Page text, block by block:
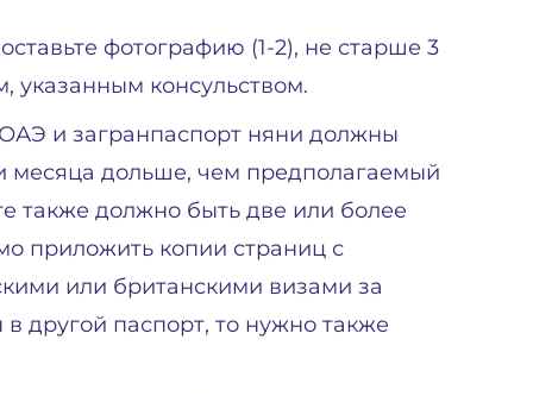
фотографию (1-2), не старше 3
указанным консульством.
и загранпаспорт няни должны
месяца дольше, чем предполагаемый
также должно быть две или более
приложить копии страниц с
или британскими визами за
другой паспорт, то нужно также